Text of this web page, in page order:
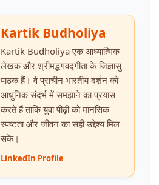
Kartik Budholiya
Kartik Budholiya एक आध्यात्मिक
लेखक और श्रीमद्भगवद्गीता के जिज्ञासु
पाठक हैं। वे प्राचीन भारतीय दर्शन को
आधुनिक संदर्भ में समझाने का प्रयास
करते हैं ताकि युवा पीढ़ी को मानसिक
स्पष्टता और जीवन का सही उद्देश्य मिल
सके।
LinkedIn Profile